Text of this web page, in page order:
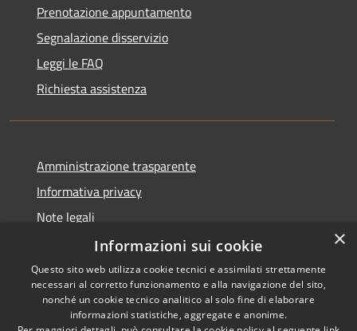
Prenotazione appuntamento
Segnalazione disservizio
Leggi le FAQ
Richiesta assistenza
Amministrazione trasparente
Informativa privacy
Note legali
Dichiarazione di accessibilità
RSS Copyright © 2026 • Comune di
×
Informazioni sui cookie
Questo sito web utilizza cookie tecnici e assimilati strettamente
necessari al corretto funzionamento e alla navigazione del sito,
nonché un cookie tecnico analitico al solo fine di elaborare
informazioni statistiche, aggregate e anonime.